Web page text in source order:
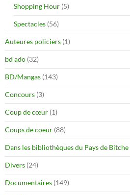
Shopping Hour (5)
Spectacles (56)
Auteures policiers (1)
bd ado (32)
BD/Mangas (143)
Concours (3)
Coup de cœur (1)
Coups de coeur (88)
Dans les bibliothèques du Pays de Bitche
Divers (24)
Documentaires (149)